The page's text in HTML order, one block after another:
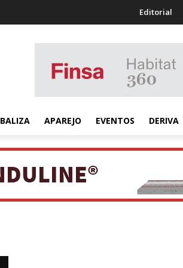
Editorial
BALIZA APAREJO EVENTOS DERIVA